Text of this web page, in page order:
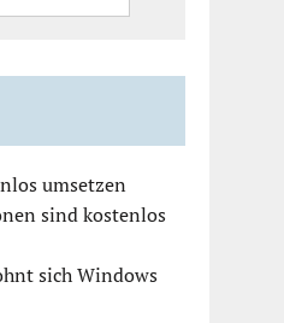
umsetzen
sind kostenlos
sich Windows